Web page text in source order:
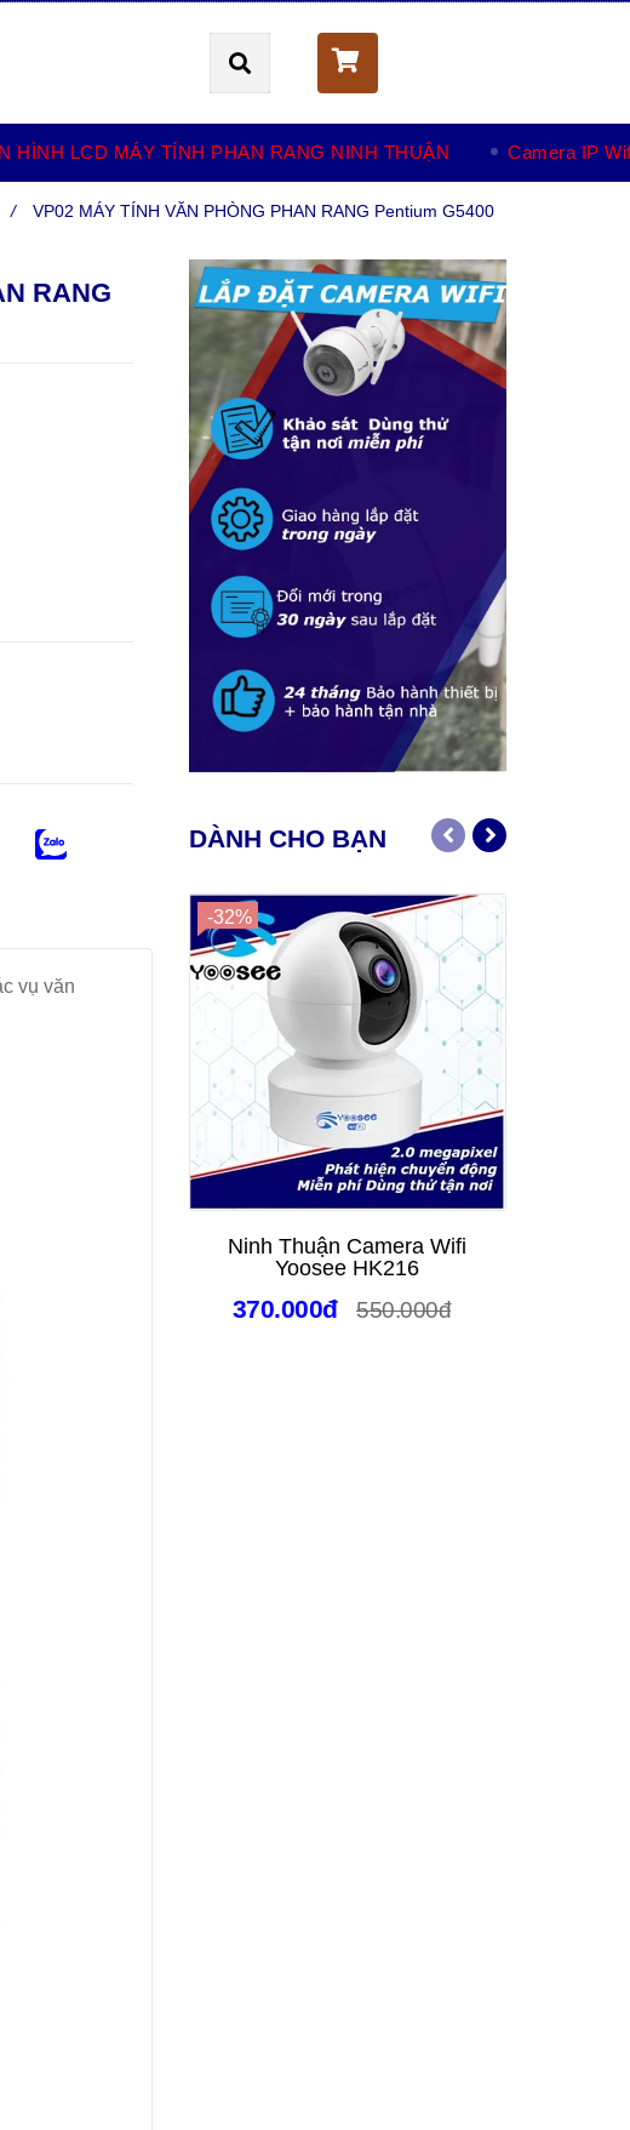
HÌNH LCD MÁY TÍNH PHAN RANG NINH THUẬN Camera IP
/ VP02 MÁY TÍNH VĂN PHÒNG PHAN RANG Pentium G5400
RANG
vụ văn
DÀNH CHO BẠN
-32%
Ninh Thuận Camera Wifi
Yoosee HK216
370.000đ 550.000đ